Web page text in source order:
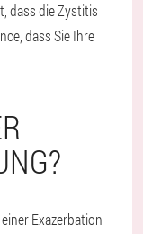
dass die Zystitis
dass Sie Ihre
Exazerbation